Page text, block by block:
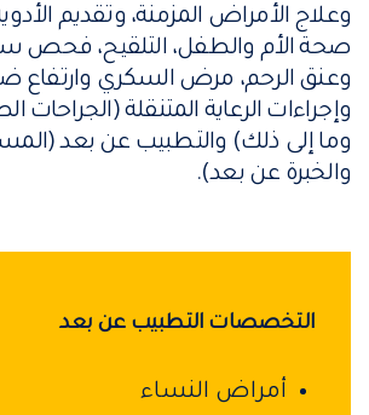
وعلاج الأمراض المزمنة، وتقديم
صحة الأم والطفل، التلقيح، فحص
وعنق الرحم، مرض السكري وارتفاع
وإجراءات الرعاية المتنقلة (الجراحات
وما إلى ذلك) والتطبيب عن بعد
والخبرة عن بعد).
التخصصات التطبيب عن بعد
أمراض النساء